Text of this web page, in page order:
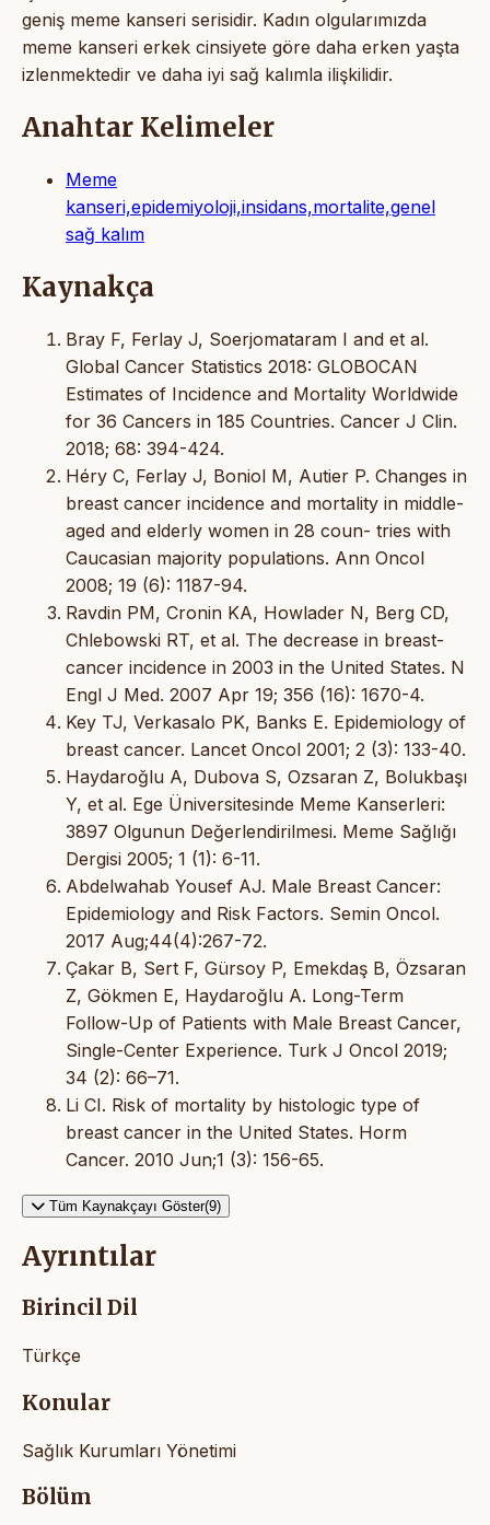
geniş meme kanseri serisidir. Kadın olgularımızda
meme kanseri erkek cinsiyete göre daha erken yaşta
izlenmektedir ve daha iyi sağ kalımla ilişkilidir.
Anahtar Kelimeler
Meme
kanseri,epidemiyoloji,insidans,mortalite,genel
sağ kalım
Kaynakça
Bray F, Ferlay J, Soerjomataram I and et al.
Global Cancer Statistics 2018: GLOBOCAN
Estimates of Incidence and Mortality Worldwide
for 36 Cancers in 185 Countries. Cancer J Clin.
2018; 68: 394-424.
Héry C, Ferlay J, Boniol M, Autier P. Changes in
breast cancer incidence and mortality in middle-
aged and elderly women in 28 coun- tries with
Caucasian majority populations. Ann Oncol
2008; 19 (6): 1187-94.
Ravdin PM, Cronin KA, Howlader N, Berg CD,
Chlebowski RT, et al. The decrease in breast-
cancer incidence in 2003 in the United States. N
Engl J Med. 2007 Apr 19; 356 (16): 1670-4.
Key TJ, Verkasalo PK, Banks E. Epidemiology of
breast cancer. Lancet Oncol 2001; 2 (3): 133-40.
Haydaroğlu A, Dubova S, Ozsaran Z, Bolukbaşı
Y, et al. Ege Üniversitesinde Meme Kanserleri:
3897 Olgunun Değerlendirilmesi. Meme Sağlığı
Dergisi 2005; 1 (1): 6-11.
Abdelwahab Yousef AJ. Male Breast Cancer:
Epidemiology and Risk Factors. Semin Oncol.
2017 Aug;44(4):267-72.
Çakar B, Sert F, Gürsoy P, Emekdaş B, Özsaran
Z, Gökmen E, Haydaroğlu A. Long-Term
Follow-Up of Patients with Male Breast Cancer,
Single-Center Experience. Turk J Oncol 2019;
34 (2): 66–71.
Li CI. Risk of mortality by histologic type of
breast cancer in the United States. Horm
Cancer. 2010 Jun;1 (3): 156-65.
Tüm Kaynakçayı Göster(9)
Ayrıntılar
Birincil Dil
Türkçe
Konular
Sağlık Kurumları Yönetimi
Bölüm